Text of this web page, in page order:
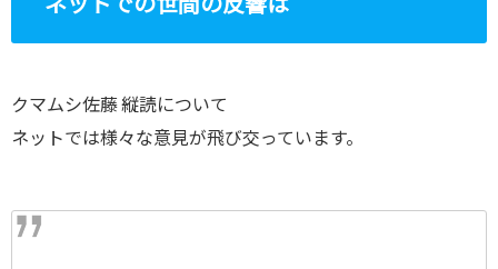
クマムシ佐藤 縦読について
ネットでは様々な意見が飛び交っています。